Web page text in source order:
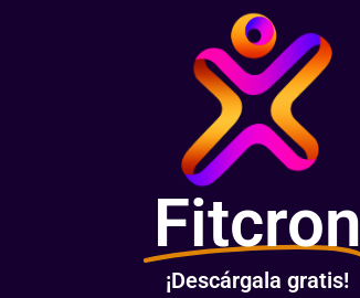
Fitcron
¡Descárgala gratis!